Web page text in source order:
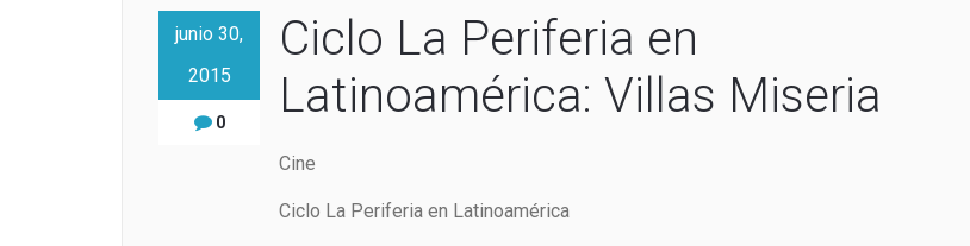
junio 30,
2015
0
Ciclo La Periferia en
Latinoamérica: Villas Miseria
Cine
Ciclo La Periferia en Latinoamérica